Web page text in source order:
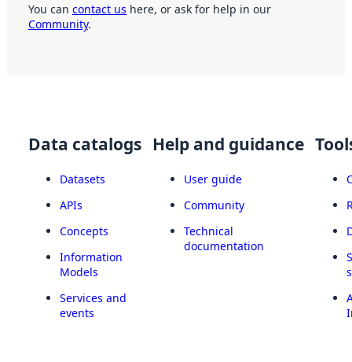
You can contact us here, or ask for help in our
Community.
Data catalogs
Datasets
APIs
Concepts
Information
Models
Services and
events
Help and guidance
User guide
Community
Technical
documentation